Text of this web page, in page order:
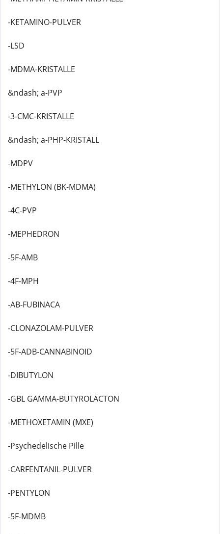
-KETAMINO-PULVER
-LSD
-MDMA-KRISTALLE
&ndash; a-PVP
-3-CMC-KRISTALLE
&ndash; a-PHP-KRISTALL
-MDPV
-METHYLON (BK-MDMA)
-4C-PVP
-MEPHEDRON
-5F-AMB
-4F-MPH
-AB-FUBINACA
-CLONAZOLAM-PULVER
-5F-ADB-CANNABINOID
-DIBUTYLON
-GBL GAMMA-BUTYROLACTON
-METHOXETAMIN (MXE)
-Psychedelische Pille
-CARFENTANIL-PULVER
-PENTYLON
-5F-MDMB